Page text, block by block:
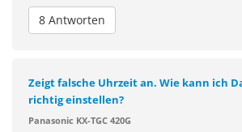
8 Antworten
Zeigt falsche Uhrzeit an. Wie kann ich
richtig einstellen?
Panasonic KX-TGC 420G